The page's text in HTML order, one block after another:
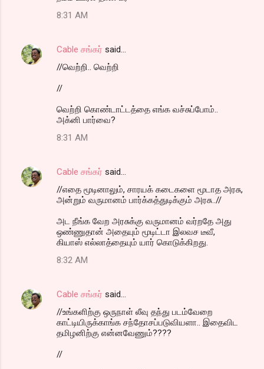
8:31 AM
Cable சங்கர் said…
//வெற்றி.. வெற்றி
//
வெற்றி கொண்டாட்டத்தை எங்க வச்சுப்போம்..
அக்னி பார்வை?
8:31 AM
Cable சங்கர் said…
//எதை மூடினாலும், சாரயக் கடைகளை மூடாத அரசு,
அன்றும் வருமானம் பார்க்கத்துடிக்கும் அரசு..//
அட நீங்க வேற அரசுக்கு வருமானம் வர்றதே அது
ஒண்ணுதான் அதையும் மூடிட்டா இலவச டீவீ,
கியாஸ் எல்லாத்தையும் யார் கொடுக்கிறது.
8:32 AM
Cable சங்கர் said…
//உங்களிற்கு ஒருநாள் லீவு தந்து படம்வேறை
காட்டியிருக்காங்க சந்தோசப்படுவியளா.. இதைவிட
தமிழனிற்கு என்னவேணும்????
//